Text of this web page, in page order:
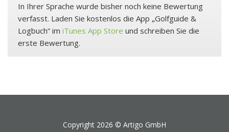
In Ihrer Sprache wurde bisher noch keine Bewertung
verfasst. Laden Sie kostenlos die App „Golfguide &
Logbuch“ im iTunes App Store und schreiben Sie die
erste Bewertung.
Copyright 2026 © Artigo GmbH